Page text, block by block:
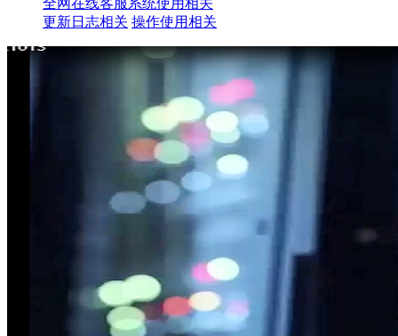
全网在线客服系统使用相关
更新日志相关 操作使用相关